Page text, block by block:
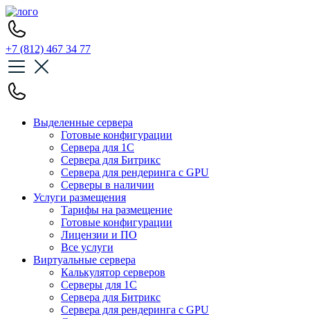
+7 (812) 467 34 77
Выделенные сервера
Готовые конфигурации
Сервера для 1С
Сервера для Битрикс
Сервера для рендеринга с GPU
Серверы в наличии
Услуги размещения
Тарифы на размещение
Готовые конфигурации
Лицензии и ПО
Все услуги
Виртуальные сервера
Калькулятор серверов
Серверы для 1С
Сервера для Битрикс
Сервера для рендеринга с GPU